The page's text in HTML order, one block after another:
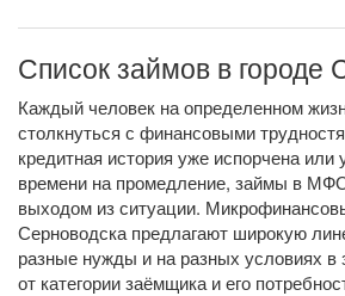
Список займов в городе
Каждый человек на определенном
столкнуться с финансовыми
кредитная история уже испорчена или
времени на промедление, займы в
выходом из ситуации.
Серноводска предлагают широкую
разные нужды и на разных условиях в
от категории заёмщика и его